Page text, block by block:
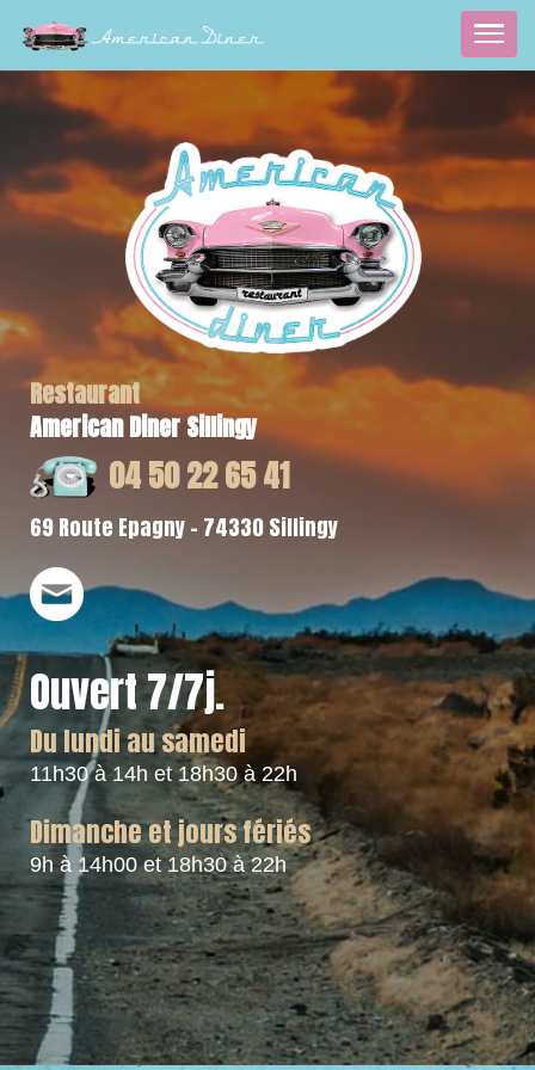
Restaurant
American Diner Sillingy
04 50 22 65 41
69 Route Epagny - 74330 Sillingy
Ouvert 7/7j.
Du lundi au samedi
11h30 à 14h et 18h30 à 22h
Dimanche et jours fériés
9h à 14h00 et 18h30 à 22h